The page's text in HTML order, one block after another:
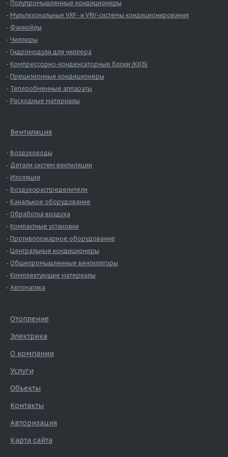
прямошовный 800
Воздуховод
круглый
прямошовный 900
Воздуховод
круглый
прямошовный 1000
0,9
Воздуховод
круглый
прямошовный 1120
прямошовный 1250
Полупромышленные кондиционеры
Мультизональные VRF- и VRV-системы кондиционирования
Фанкойлы
Чиллеры
Гидромодули для чиллера
Компрессорно-конденсаторные блоки (ККБ)
Прецизионные кондиционеры
Теплообменные аппараты
Расходные материалы
Вентиляция
Воздуховоды
Детали систем вентиляции
Изоляция
Воздухораспределители
Канальное оборудование
Обработка воздуха
Компактные установки
Противопожарное оборудование
Центральные кондиционеры
Общепромышленные вентиляторы
Комплектующие материалы
Автоматика
Отопление
Электрика
О компании
Услуги
Объекты
Контакты
Авторизация
Карта сайта